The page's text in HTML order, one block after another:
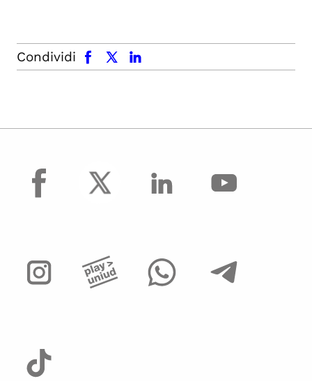
Condividi
facebook x.com linkedin
facebook